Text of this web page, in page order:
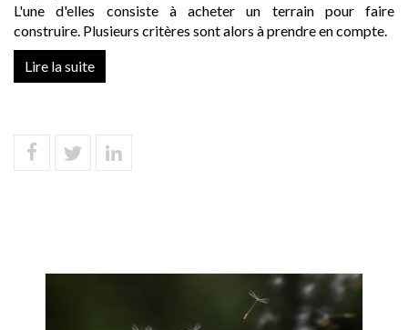
L'une d'elles consiste à acheter un terrain pour faire
construire. Plusieurs critères sont alors à prendre en compte.
Lire la suite